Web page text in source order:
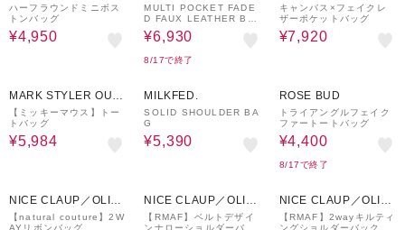
LET
ハーフラウンドミニボス
トンバッグ
¥4,950
MULTI POCKET FADE
D FAUX LEATHER BA
G
¥6,930
8/17で終了
キャンバス×フェイクレ
ザーポケットバッグ
¥7,920
MARK STYLER OUT
LET
【ミッキーマウス】トー
トバッグ
¥5,984
MILKFED.
SOLID SHOULDER BA
G
¥5,390
ROSE BUD
トライアングルフェイク
ファートートバッグ
¥4,400
8/17で終了
NICE CLAUP／OLIV
E des OLIVE
【natural couture】2W
AYリボンバッグ
NICE CLAUP／OLIV
E des OLIVE
【RMAF】ベルトデザイ
ンナローショルダーバッ
NICE CLAUP／OLIV
E des OLIVE
【RMAF】2wayキルティ
ングショルダーバック